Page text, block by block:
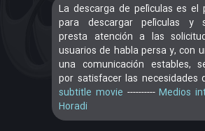
La descarga de películas es el
para descargar películas y
presta atención a las
usuarios de habla persa y, con
una comunicación estables,
por satisfacer las necesidades
subtitle movie ----------Medios
Horadi